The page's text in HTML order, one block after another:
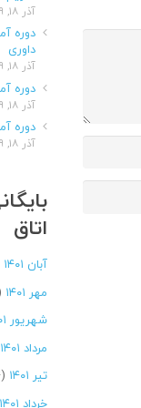
آذر ۱۸, ۱۳۹۹
دوره
داوری
آذر ۱۸, ۱۳۹۹
دوره
آذر ۱۸, ۱۳۹۹
دوره
آذر ۱۸, ۱۳۹۹
اتاق
آبان ۱۴۰۱
مهر ۱۴۰۱
شهریور ۱۴۰۱
مرداد ۱۴۰۱
تیر ۱۴۰۱
(۵۴)
خرداد ۱۴۰۱